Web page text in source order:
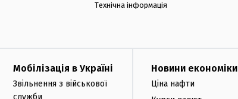
Технічна інформація
Мобілізація в Україні
Звільнення з військової
Новини економіки
Ціна нафти